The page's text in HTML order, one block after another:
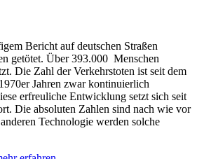
Bericht auf deutschen Straßen
getötet. Über 393.000 Menschen
Die Zahl der Verkehrstoten ist seit dem
Jahren zwar kontinuierlich
erfreuliche Entwicklung setzt sich seit
Die absoluten Zahlen sind nach wie vor
Technologie werden solche